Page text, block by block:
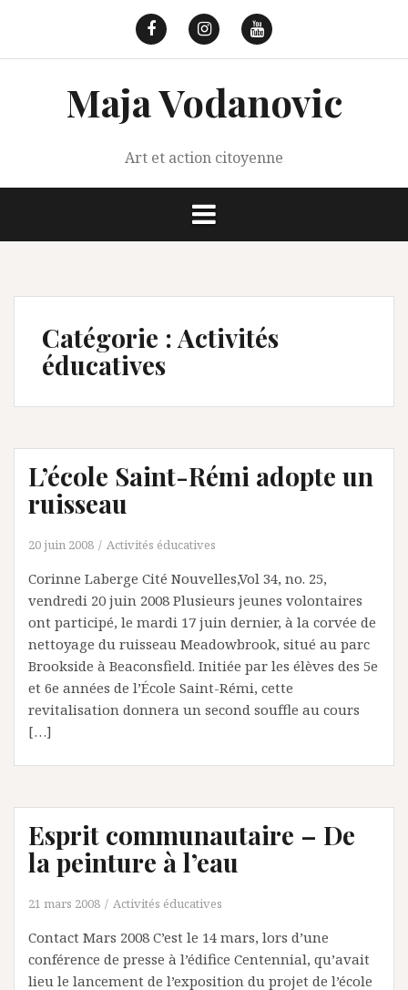
contenu
FacebookInstagramYoutube
Maja Vodanovic
Art et action citoyenne
Catégorie :Activités
éducatives
L’école Saint-Rémi adopte un
ruisseau
20 juin 2008 Activités éducatives
Corinne Laberge Cité Nouvelles,Vol 34, no. 25,
vendredi 20 juin 2008 Plusieurs jeunes volontaires
ont participé, le mardi 17 juin dernier, à la corvée de
nettoyage du ruisseau Meadowbrook, situé au parc
Brookside à Beaconsfield. Initiée par les élèves des 5e
et 6e années de l’École Saint-Rémi, cette
revitalisation donnera un second souffle au cours
[…]
Esprit communautaire – De
la peinture à l’eau
21 mars 2008 Activités éducatives
Contact Mars 2008 C’est le 14 mars, lors d’une
conférence de presse à l’édifice Centennial, qu’avait
lieu le lancement de l’exposition du projet de l’école